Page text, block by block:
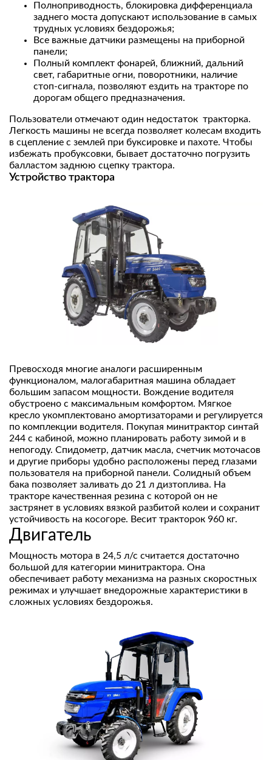
Полноприводность, блокировка дифференциала
заднего моста допускают использование в самых
трудных условиях бездорожья;
Все важные датчики размещены на приборной
панели;
Полный комплект фонарей, ближний, дальний
свет, габаритные огни, поворотники, наличие
стоп-сигнала, позволяют ездить на тракторе по
дорогам общего предназначения.
Пользователи отмечают один недостаток тракторка.
Легкость машины не всегда позволяет колесам входить
в сцепление с землей при буксировке и пахоте. Чтобы
избежать пробуксовки, бывает достаточно погрузить
балластом заднюю сцепку трактора.
Устройство трактора
Превосходя многие аналоги расширенным
функционалом, малогабаритная машина обладает
большим запасом мощности. Вождение водителя
обустроено с максимальным комфортом. Мягкое
кресло укомплектовано амортизаторами и регулируется
по комплекции водителя. Покупая минитрактор синтай
244 с кабиной, можно планировать работу зимой и в
непогоду. Спидометр, датчик масла, счетчик моточасов
и другие приборы удобно расположены перед глазами
пользователя на приборной панели. Солидный объем
бака позволяет заливать до 21 л дизтоплива. На
тракторе качественная резина с которой он не
застрянет в условиях вязкой разбитой колеи и сохранит
устойчивость на косогоре. Весит тракторок 960 кг.
Двигатель
Мощность мотора в 24,5 л/с считается достаточно
большой для категории минитрактора. Она
обеспечивает работу механизма на разных скоростных
режимах и улучшает внедорожные характеристики в
сложных условиях бездорожья.